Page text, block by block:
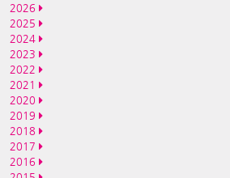
2026
2025
2024
2023
2022
2021
2020
2019
2018
2017
2016